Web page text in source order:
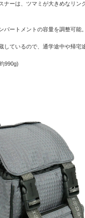
ーは、ツマミが大きめなリン
ートメントの容量を調整可能
ているので、通学途中や帰宅
990g)